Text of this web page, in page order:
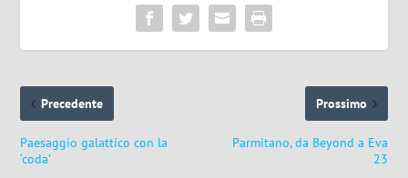
Precedente
Paesaggio galattico con la
‘coda’
Prossimo
Parmitano, da Beyond a Eva
23